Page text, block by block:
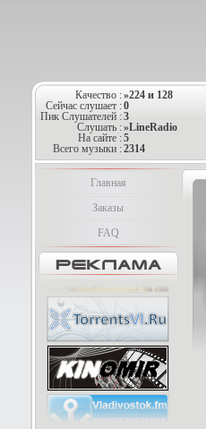
Качество :»224 и 128
Сейчас слушает :0
Пик Слушателей :3
Слушать :»LineRadio
На сайте :5
Всего музыки :2314
Главная
Заказы
FAQ